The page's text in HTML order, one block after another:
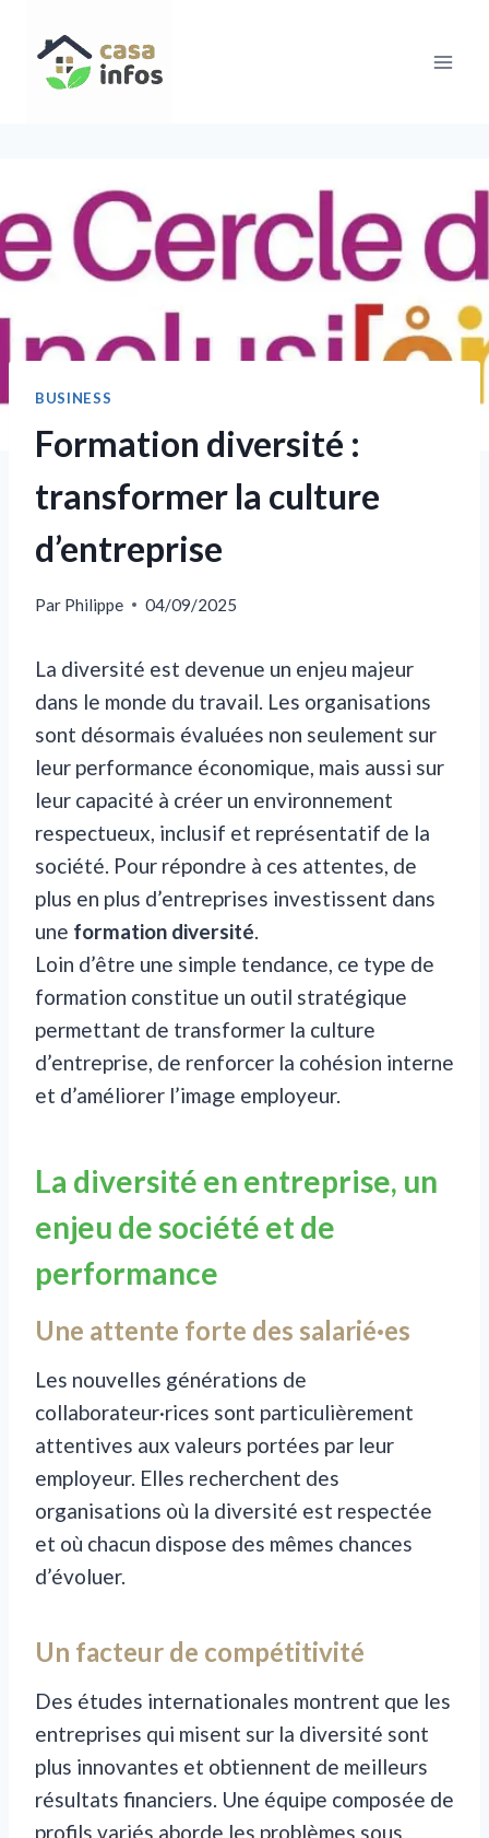
contenu
BUSINESS
Formation diversité :
transformer la culture
d’entreprise
Par Philippe 04/09/2025
La diversité est devenue un enjeu majeur
dans le monde du travail. Les organisations
sont désormais évaluées non seulement sur
leur performance économique, mais aussi sur
leur capacité à créer un environnement
respectueux, inclusif et représentatif de la
société. Pour répondre à ces attentes, de
plus en plus d’entreprises investissent dans
une formation diversité.
Loin d’être une simple tendance, ce type de
formation constitue un outil stratégique
permettant de transformer la culture
d’entreprise, de renforcer la cohésion interne
et d’améliorer l’image employeur.
La diversité en entreprise, un
enjeu de société et de
performance
Une attente forte des salarié·es
Les nouvelles générations de
collaborateur·rices sont particulièrement
attentives aux valeurs portées par leur
employeur. Elles recherchent des
organisations où la diversité est respectée
et où chacun dispose des mêmes chances
d’évoluer.
Un facteur de compétitivité
Des études internationales montrent que les
entreprises qui misent sur la diversité sont
plus innovantes et obtiennent de meilleurs
résultats financiers. Une équipe composée de
profils variés aborde les problèmes sous